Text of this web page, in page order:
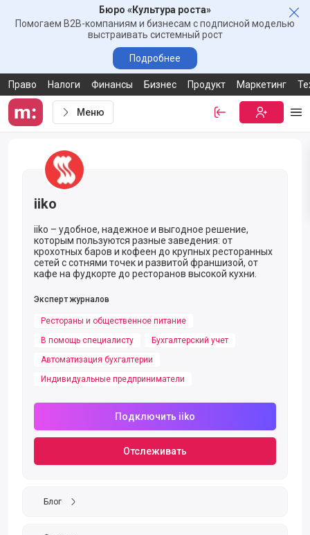
Бюро «Культура роста»
Помогаем B2B-компаниям и бизнесам с подписной моделью
выстраивать системный рост
Подробнее
Право Налоги Финансы Бизнес Продукт Маркетинг
Меню Войти
iiko
iiko – удобное, надежное и выгодное решение,
которым пользуются разные заведения: от
крохотных баров и кофеен до крупных ресторанных
сетей с сотнями точек и развитой франшизой, от
кафе на фудкорте до ресторанов высокой кухни.
Эксперт журналов
Рестораны и общественное питание
В помощь специалисту
Бухгалтерский учет
Автоматизация бухгалтерии
Индивидуальные предприниматели
Подключить iiko
Отслеживать
Блог